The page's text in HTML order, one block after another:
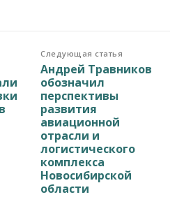
Следующая статья
Андрей Травников
обозначил
перспективы
развития
авиационной
отрасли и
логистического
комплекса
Новосибирской
области